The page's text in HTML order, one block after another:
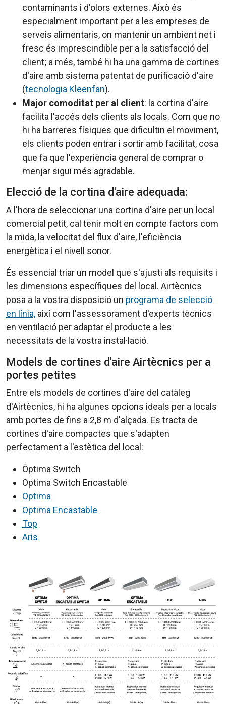
contaminants i d'olors externes. Això és
especialment important per a les empreses de
serveis alimentaris, on mantenir un ambient net i
fresc és imprescindible per a la satisfacció del
client; a més, també hi ha una gamma de cortines
d'aire amb sistema patentat de purificació d'aire
(tecnologia Kleenfan).
Major comoditat per al client: la cortina d'aire
facilita l'accés dels clients als locals. Com que no
hi ha barreres físiques que dificultin el moviment,
els clients poden entrar i sortir amb facilitat, cosa
que fa que l'experiència general de comprar o
menjar sigui més agradable.
Elecció de la cortina d'aire adequada:
A l'hora de seleccionar una cortina d'aire per un local
comercial petit, cal tenir molt en compte factors com
la mida, la velocitat del flux d'aire, l'eficiència
energètica i el nivell sonor.
És essencial triar un model que s'ajusti als requisits i
les dimensions específiques del local. Airtècnics
posa a la vostra disposició un programa de selecció
en línia, així com l'assessorament d'experts tècnics
en ventilació per adaptar el producte a les
necessitats de la vostra instal·lació.
Models de cortines d'aire Airtècnics per a
portes petites
Entre els models de cortines d'aire del catàleg
d'Airtècnics, hi ha algunes opcions ideals per a locals
amb portes de fins a 2,8 m d'alçada. Es tracta de
cortines d'aire compactes que s'adapten
perfectament a l'estètica del local:
Òptima Switch
Optima Switch Encastable
Optima
Optima Encastable
Top
Aris